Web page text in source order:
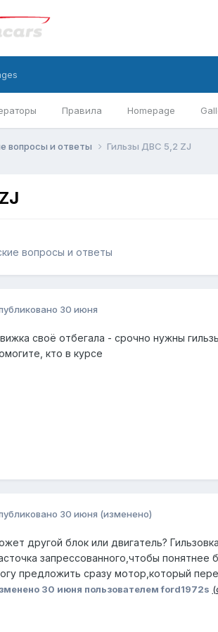
Правила Homepage
вопросы и ответы Гильзы ДВС 5,2 ZJ
вопросы и ответы
30 июня
своё отбегала - срочно нужны
кто в курсе
30 июня (изменено)
другой блок или двигатель?
запрессованного,чтобы понятнее
предложить сразу мотор,который
30 июня пользователем ford1972s